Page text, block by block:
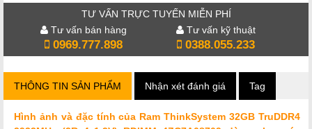
TƯ VẤN TRỰC TUYẾN MIỄN PHÍ
Tư vấn bán hàng
0969.777.898
Tư vấn kỹ thuật
0388.055.233
THÔNG TIN SẢN PHẨM Nhận xét đánh giá Tag
Hình ảnh và đặc tính của Ram ThinkSystem 32GB TruDDR4